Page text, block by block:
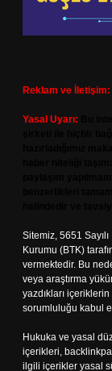
Reklam ve İletişim:
Yasal Uyarı:
Sitemiz, 5651
Kurumu (BTK)
vermektedir. Bu
veya araştırma
yazdıkları
sorumluluğu kabul
Hukuka ve yasal
içerikleri,
ilgili içerikler yasal